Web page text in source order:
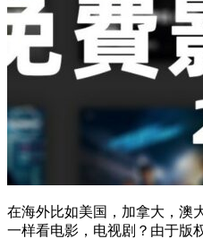
在海外比如美国，加拿大，澳
一样看电影，电视剧？由于